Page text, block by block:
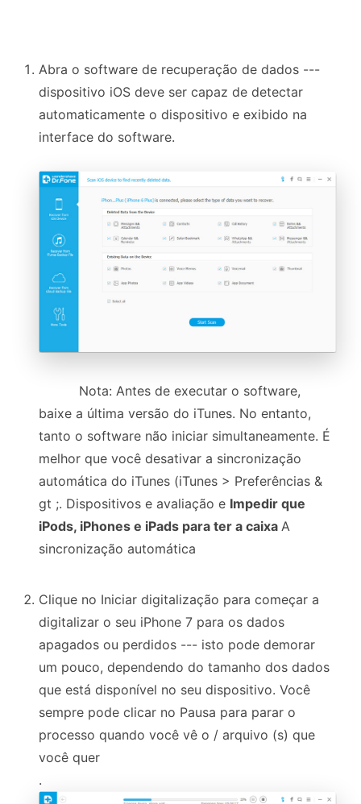
Abra o software de recuperação de dados ---
dispositivo iOS deve ser capaz de detectar
automaticamente o dispositivo e exibido na
interface do software.
Nota: Antes de executar o software,
baixe a última versão do iTunes. No entanto,
tanto o software não iniciar simultaneamente. É
melhor que você desativar a sincronização
automática do iTunes (iTunes > Preferências &
gt ;. Dispositivos e avaliação e Impedir que
iPods, iPhones e iPads para ter a caixa A
sincronização automática
Clique no Iniciar digitalização para começar a
digitalizar o seu iPhone 7 para os dados
apagados ou perdidos --- isto pode demorar
um pouco, dependendo do tamanho dos dados
que está disponível no seu dispositivo. Você
sempre pode clicar no Pausa para parar o
processo quando você vê o / arquivo (s) que
você quer
.